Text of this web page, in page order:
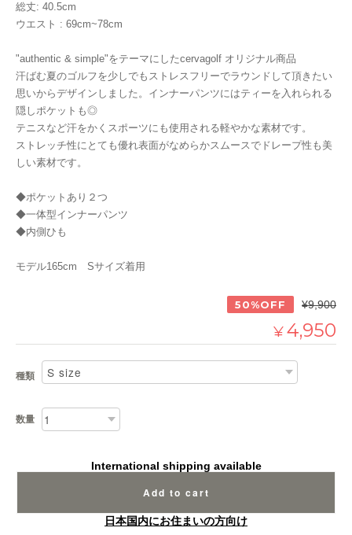
総丈: 40.5cm
ウエスト : 69cm~78cm
"authentic & simple"をテーマにしたcervagolf オリジナル商品
汗ばむ夏のゴルフを少しでもストレスフリーでラウンドして頂きたい
思いからデザインしました。インナーパンツにはティーを入れられる
隠しポケットも◎
テニスなど汗をかくスポーツにも使用される軽やかな素材です。
ストレッチ性にとても優れ表面がなめらかスムースでドレープ性も美
しい素材です。
◆ポケットあり２つ
◆一体型インナーパンツ
◆内側ひも
モデル165cm Sサイズ着用
50%OFF ¥9,900
¥4,950
種類
数量
International shipping available
Add to cart
日本国内にお住まいの方向け